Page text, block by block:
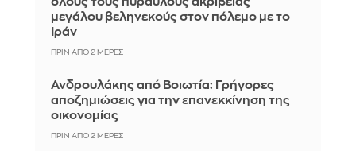
μεγάλου βεληνεκούς στον πόλεμο με το
Ιράν
ΠΡΙΝ ΑΠΌ 2 ΜΈΡΕΣ
Ανδρουλάκης από Βοιωτία: Γρήγορες
αποζημιώσεις για την επανεκκίνηση της
οικονομίας
ΠΡΙΝ ΑΠΌ 2 ΜΈΡΕΣ